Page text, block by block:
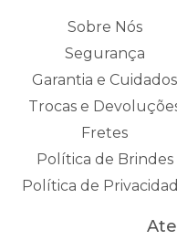
Sobre Nós
Segurança
Garantia e Cuidados
Trocas e
Fretes
Política de Brindes
Política de